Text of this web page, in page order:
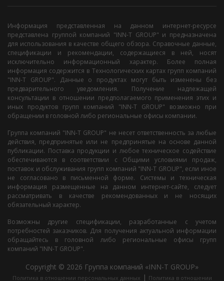
Информация представленная на данном интернет-ресурсе
представлена группой компаний "INN-T GROUP" и предназначена
для использования в качестве общего обзора. Справочные данные,
спецификации и рекомендации, содержащиеся в ней, носят
исключительно информационный характер. Более полная
информация содержится в Технологических картах групп компаний
"INN-T GROUP". Данные о продуктах могут быть изменены без
предварительного уведомления. Получение надлежащей
консультации в отношении предполагаемого применения этих и
иных продуктов групп компаний "INN-T GROUP" возможно при
обращении в головной либо региональные офисы компании.
Группа компаний "INN-T GROUP" не несет ответственность за любые
действия, предпринятые или не предпринятые на основе данной
публикации. Поставка продукции и любое техническое содействие
обеспечиваются в соответствии с Общими условиями продаж,
поставок и обслуживания групп компаний "INN-T GROUP", если иное
не согласовано в письменной форме. Системы и техническая
информация размещенные на данном интернет-сайте, следует
рассматривать в качестве рекомендованных и не носящих
обязательный характер.
Возможны другие спецификации, разработанные с учетом
потребностей заказчиков. Для получения актуальной информации
обращайтесь в головной либо региональные офисы групп
компаний "INN-T GROUP".
Copyright © 2026 Группа компаний «INN-T GROUP»
Политика в отношении персональных данных | Политика в отношении